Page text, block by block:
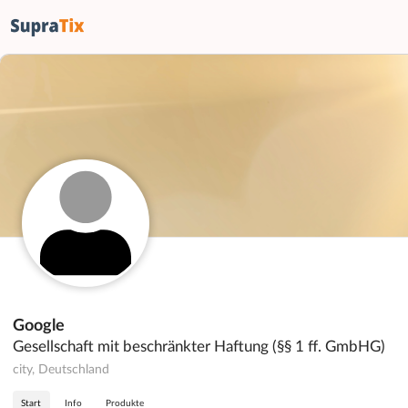
Google
Gesellschaft mit beschränkter Haftung (§§ 1 ff. GmbHG)
city, Deutschland
Start Info Produkte